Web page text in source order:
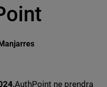
on Reddit
AuthPoint ne prendra